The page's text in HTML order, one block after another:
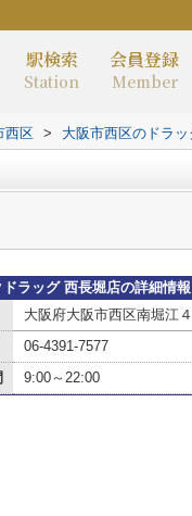
駅検索
Station
会員登録
Member
西区 > 大阪市西区のドラッ
ドラッグ 西長堀店の詳細情報
大阪府大阪市西区南堀江
06-4391-7577
9:00～22:00